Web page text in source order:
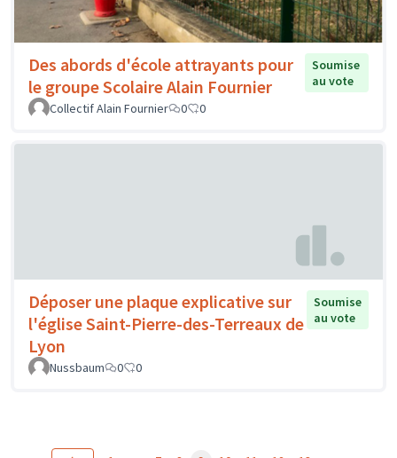
Des abords d'école attrayants pour
le groupe Scolaire Alain Fournier
Soumise
au vote
Collectif Alain Fournier
0 0
Déposer une plaque explicative sur
l'église Saint-Pierre-des-Terreaux de
Lyon
Soumise
au vote
Nussbaum 0 0